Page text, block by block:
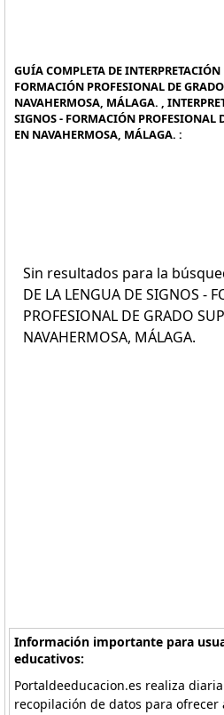
GUÍA COMPLETA DE
FORMACIÓN PROFESIONAL DE
NAVAHERMOSA, MÁLAGA. ,
SIGNOS - FORMACIÓN PROFESIONAL
EN NAVAHERMOSA, MÁLAGA. :
Sin resultados para la
DE LA LENGUA DE SIGNOS -
PROFESIONAL DE GRADO
NAVAHERMOSA, MÁLAGA.
Información importante para
educativos:
Portaldeeducacion.es realiza
recopilación de datos para